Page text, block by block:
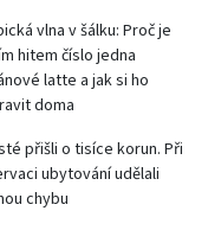
vlna v šálku: Proč je
hitem číslo jedna
latte a jak si ho
doma
přišli o tisíce korun. Při
ubytování udělali
chybu